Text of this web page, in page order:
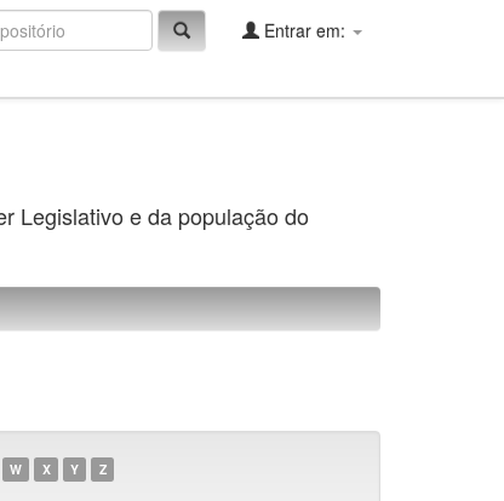
Entrar em:
Legislativo e da população do
W X Y Z